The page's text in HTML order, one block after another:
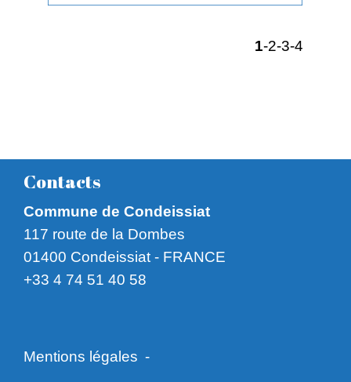
1-2-3-4
Contacts
Commune de Condeissiat
117 route de la Dombes
01400 Condeissiat - FRANCE
+33 4 74 51 40 58
Mentions légales -